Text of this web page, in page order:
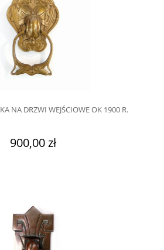
NA DRZWI WEJŚCIOWE OK 1900 R.
900,00 zł